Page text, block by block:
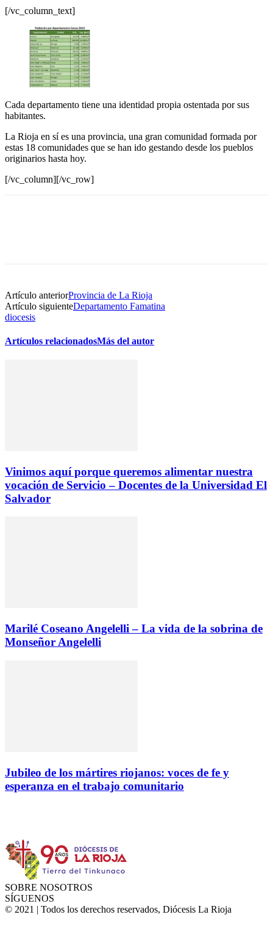
[/vc_column_text]
Cada departamento tiene una identidad propia ostentada por sus
habitantes.
La Rioja en sí es una provincia, una gran comunidad formada por
estas 18 comunidades que se han ido gestando desde los pueblos
originarios hasta hoy.
[/vc_column][/vc_row]
Artículo anteriorProvincia de La Rioja
Artículo siguienteDepartamento Famatina
diocesis
Artículos relacionadosMás del autor
Vinimos aquí porque queremos alimentar nuestra
vocación de Servicio – Docentes de la Universidad El
Salvador
Marilé Coseano Angelelli – La vida de la sobrina de
Monseñor Angelelli
Jubileo de los mártires riojanos: voces de fe y
esperanza en el trabajo comunitario
SOBRE NOSOTROS
SÍGUENOS
© 2021 | Todos los derechos reservados, Diócesis La Rioja